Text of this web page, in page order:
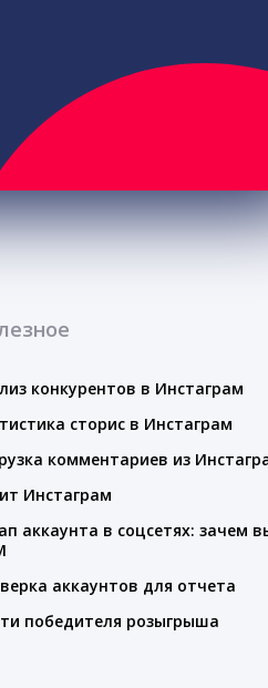
конкурентов в Инстаграм
сторис в Инстаграм
комментариев из
Инстаграм
аккаунта в соцсетях: зачем
аккаунтов для отчета
победителя розыгрыша